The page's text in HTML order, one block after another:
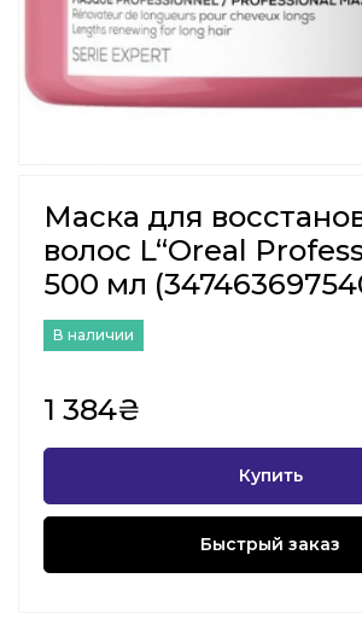
Маска для
волос L“Oreal
500 мл
В наличии
1 384₴
Купить
Быстрый заказ